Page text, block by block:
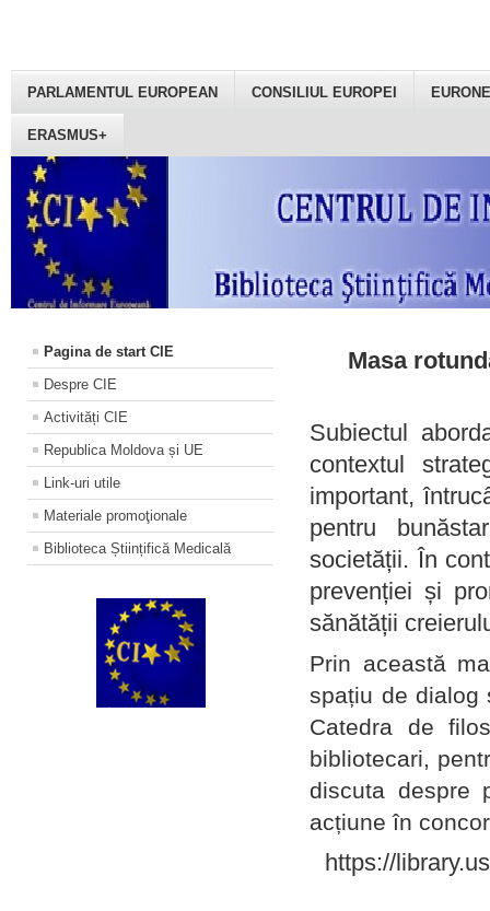
PARLAMENTUL EUROPEAN CONSILIUL EUROPEI
ERASMUS+
Pagina de start CIE
Despre CIE
Activități CIE
Republica Moldova și UE
Link-uri utile
Materiale promoţionale
Biblioteca Științifică Medicală
Masa
Subiectul
contextul
important,
pentru
societății. În
prevenției și
sănătății
Prin această
spațiu de dialog
Catedra de
bibliotecari,
discuta despre
acțiune în
https://